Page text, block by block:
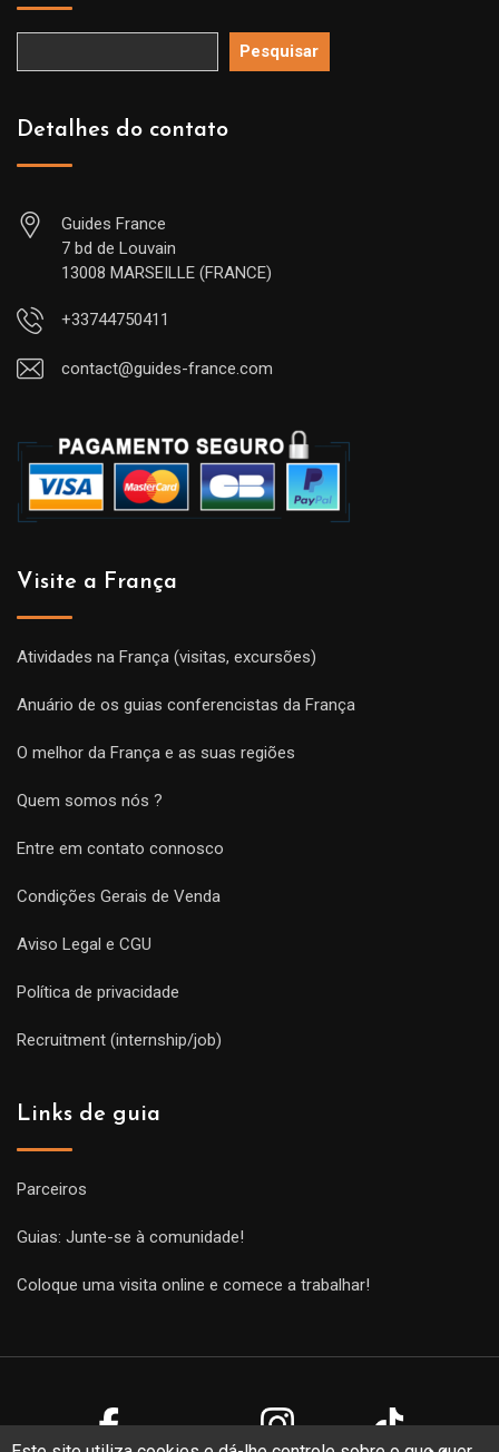
Pesquisar
Detalhes do contato
Guides France
7 bd de Louvain
13008 MARSEILLE (FRANCE)
+33744750411
contact@guides-france.com
Visite a França
Atividades na França (visitas, excursões)
Anuário de os guias conferencistas da França
O melhor da França e as suas regiões
Quem somos nós ?
Entre em contato connosco
Condições Gerais de Venda
Aviso Legal e CGU
Política de privacidade
Recruitment (internship/job)
Links de guia
Parceiros
Guias: Junte-se à comunidade!
Coloque uma visita online e comece a trabalhar!